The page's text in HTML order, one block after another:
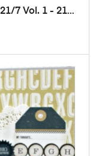
7 Vol. 1 - 21
Dani)